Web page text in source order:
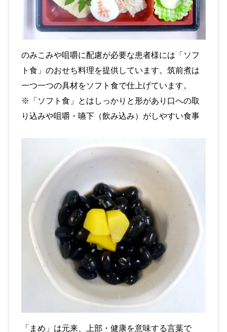
のみこみや咀嚼に配慮が必要な患者様には「ソフ
ト食」のおせち料理を提供しています。筑前煮は
一つ一つの具材をソフト食で仕上げています。
※「ソフト食」とはしっかりと形があり口への取
り込みや咀嚼・嚥下（飲み込み）がしやすい食事
「まめ」は元来、上部・健康を意味する言葉で